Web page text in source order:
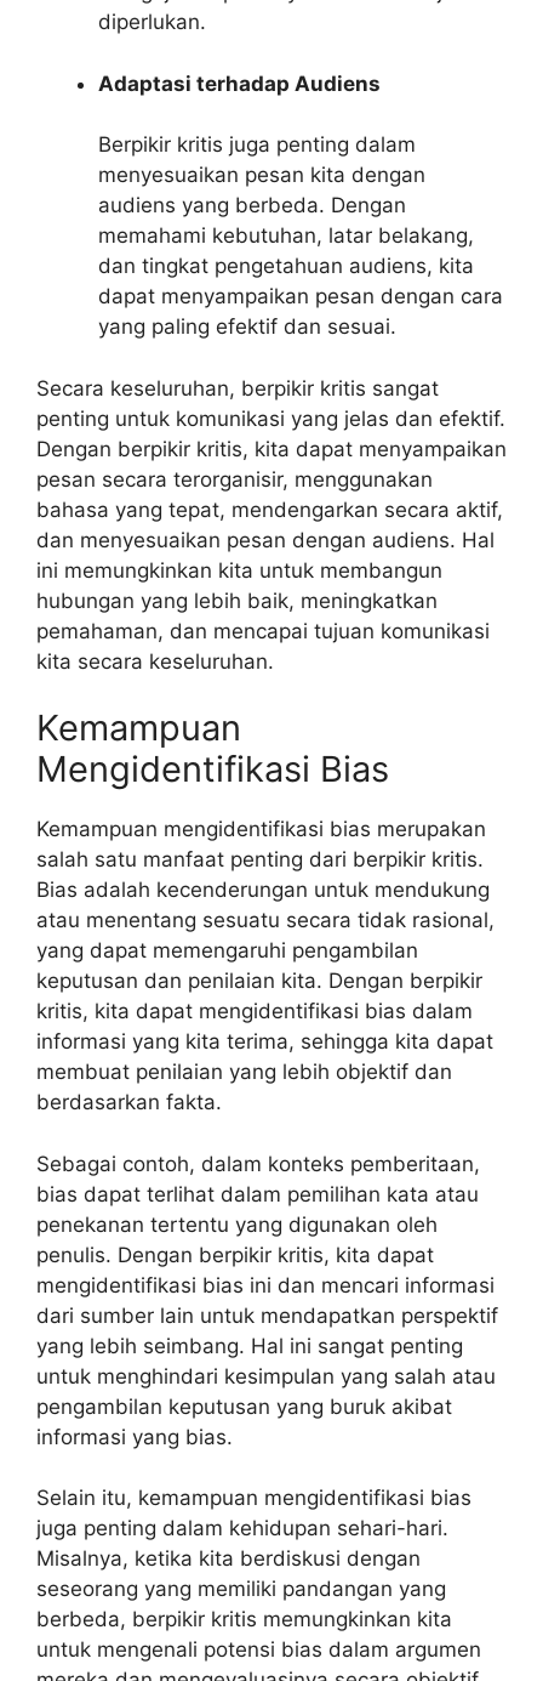
diperlukan.
Adaptasi terhadap Audiens
Berpikir kritis juga penting dalam
menyesuaikan pesan kita dengan
audiens yang berbeda. Dengan
memahami kebutuhan, latar belakang,
dan tingkat pengetahuan audiens, kita
dapat menyampaikan pesan dengan cara
yang paling efektif dan sesuai.
Secara keseluruhan, berpikir kritis sangat
penting untuk komunikasi yang jelas dan efektif.
Dengan berpikir kritis, kita dapat menyampaikan
pesan secara terorganisir, menggunakan
bahasa yang tepat, mendengarkan secara aktif,
dan menyesuaikan pesan dengan audiens. Hal
ini memungkinkan kita untuk membangun
hubungan yang lebih baik, meningkatkan
pemahaman, dan mencapai tujuan komunikasi
kita secara keseluruhan.
Kemampuan
Mengidentifikasi Bias
Kemampuan mengidentifikasi bias merupakan
salah satu manfaat penting dari berpikir kritis.
Bias adalah kecenderungan untuk mendukung
atau menentang sesuatu secara tidak rasional,
yang dapat memengaruhi pengambilan
keputusan dan penilaian kita. Dengan berpikir
kritis, kita dapat mengidentifikasi bias dalam
informasi yang kita terima, sehingga kita dapat
membuat penilaian yang lebih objektif dan
berdasarkan fakta.
Sebagai contoh, dalam konteks pemberitaan,
bias dapat terlihat dalam pemilihan kata atau
penekanan tertentu yang digunakan oleh
penulis. Dengan berpikir kritis, kita dapat
mengidentifikasi bias ini dan mencari informasi
dari sumber lain untuk mendapatkan perspektif
yang lebih seimbang. Hal ini sangat penting
untuk menghindari kesimpulan yang salah atau
pengambilan keputusan yang buruk akibat
informasi yang bias.
Selain itu, kemampuan mengidentifikasi bias
juga penting dalam kehidupan sehari-hari.
Misalnya, ketika kita berdiskusi dengan
seseorang yang memiliki pandangan yang
berbeda, berpikir kritis memungkinkan kita
untuk mengenali potensi bias dalam argumen